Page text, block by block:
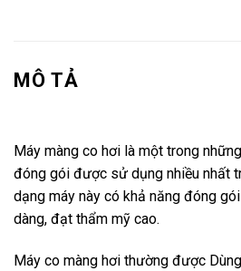
MÔ TẢ
Máy màng co hơi là một trong
đóng gói được sử dụng nhiều nhất
dạng máy này có khả năng đóng
dàng, đạt thẩm mỹ cao.
Máy co màng hơi thường được